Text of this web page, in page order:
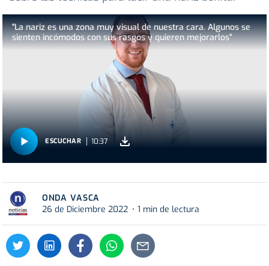
"La nariz es una zona muy visual de nuestra cara. Algunos se
sienten incómodos con sus rasgos y quieren mejorarlos"
ESCUCHAR 10:37
ONDA VASCA
26 de Diciembre 2022
1 min de lectura